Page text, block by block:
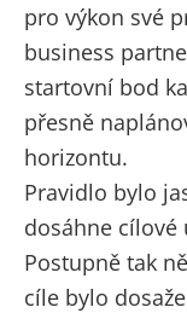
pro výkon své
business
startovní bod
přesně
horizontu.
Pravidlo bylo
dosáhne cílové
Postupně tak
cíle bylo